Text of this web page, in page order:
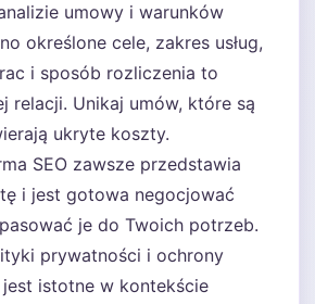
umowy i warunków
określone cele, zakres usług,
i sposób rozliczenia to
relacji. Unikaj umów, które są
ukryte koszty.
SEO zawsze przedstawia
i jest gotowa negocjować
je do Twoich potrzeb.
prywatności i ochrony
istotne w kontekście